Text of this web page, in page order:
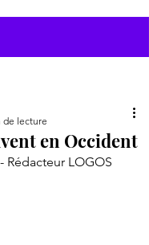
en Occident
de lecture
Rédacteur LOGOS